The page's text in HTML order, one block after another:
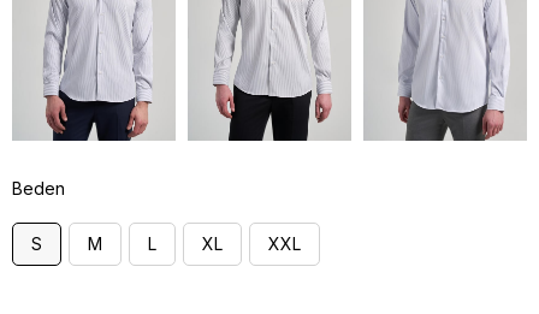
Beden
S M L XL XXL